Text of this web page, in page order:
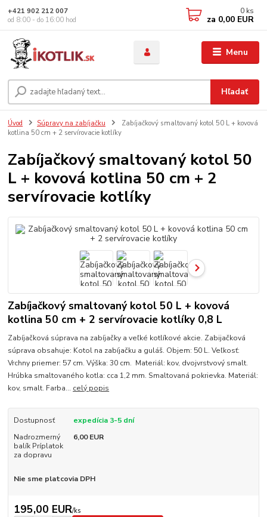
Menu
Hľadať
+421 902 212 007
od 8:00 - do 16:00 hod
0 ks
za 0,00 EUR
Úvod Súpravy na zabíjačku
Zabíjačkový smaltovaný kotol 50 L + kovová
kotlina 50 cm + 2 servírovacie kotlíky
Zabíjačkový smaltovaný kotol 50
L + kovová kotlina 50 cm + 2
servírovacie kotlíky
Zabíjačkový smaltovaný kotol 50 L + kovová
kotlina 50 cm + 2 servírovacie kotlíky 0,8 L
Zabíjačková súprava na zabíjačky a veľké kotlíkové akcie. Zabijačková
súprava obsahuje: Kotol na zabíjačku a guláš. Objem: 50 L. Veľkosť:
Vrchny priemer: 57 cm. Výška: 30 cm. Materiál: kov, dvojvrstvový smalt.
Hrúbka smaltovaného kotla: cca 1,2 mm. Smaltovaná pokrievka. Materiál:
kov, smalt. Farba... celý popis
Dostupnosť
expedícia 3-5 dní
Nadrozmerný
balík Príplatok
za dopravu
6,00 EUR
Nie sme platcovia DPH
195,00 EUR/ks